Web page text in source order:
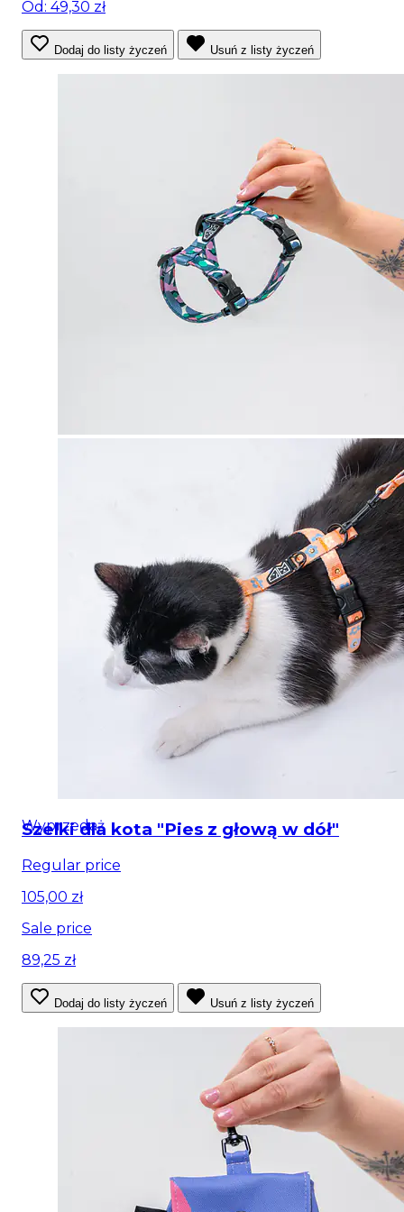
Od: 49,30 zł
Dodaj do listy życzeń Usuń z listy życzeń
Wyprzedaż
Szelki dla kota "Pies z głową w dół"
Regular price
105,00 zł
Sale price
89,25 zł
Dodaj do listy życzeń Usuń z listy życzeń